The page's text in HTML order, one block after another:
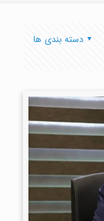
دسته بندی ها